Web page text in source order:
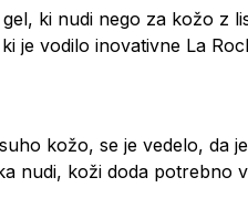
, ki nudi nego za kožo z
je vodilo inovativne La
kožo, se je vedelo, da
nudi, koži doda potrebno